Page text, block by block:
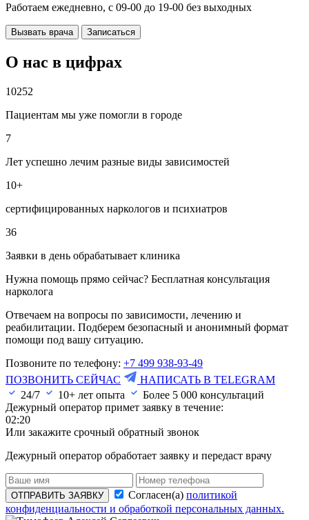
Работаем ежедневно, с 09-00 до 19-00 без выходных
Вызвать врача Записаться
О нас в цифрах
10252
Пациентам мы уже помогли в городе
7
Лет успешно лечим разные виды зависимостей
10+
сертифицированных наркологов и психиатров
36
Заявки в день обрабатывает клиника
Нужна помощь прямо сейчас? Бесплатная консультация
нарколога
Отвечаем на вопросы по зависимости, лечению и
реабилитации. Подберем безопасный и анонимный формат
помощи под вашу ситуацию.
Позвоните по телефону: +7 499 938-93-49
ПОЗВОНИТЬ СЕЙЧАС
НАПИСАТЬ В TELEGRAM
24/7
10+ лет опыта Более 5 000 консультаций
Дежурный оператор примет заявку в течение:
02:20
Или закажите срочный обратный звонок
Дежурный оператор обработает заявку и передаст врачу
ОТПРАВИТЬ ЗАЯВКУ Согласен(а) политикой
конфиденциальности и обработкой персональных данных.